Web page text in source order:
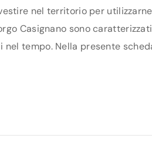
nel territorio per
Casignano sono
tempo. Nella presente